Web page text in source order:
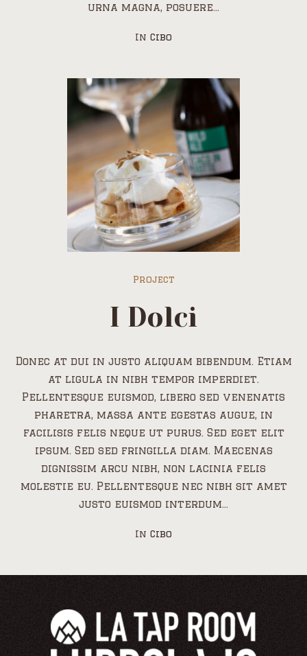
urna magna, posuere...
In Cibo
Project
I Dolci
Donec at dui in justo aliquam bibendum. Etiam
at ligula in nibh tempor imperdiet.
Pellentesque euismod, libero sed venenatis
pharetra, massa ante egestas augue, in
facilisis felis neque ut purus. Sed eget elit
ipsum. Sed sed fringilla diam. Maecenas
dignissim arcu nibh, non lacinia felis
molestie eu. Pellentesque nec nibh sit amet
justo euismod interdum...
In Cibo